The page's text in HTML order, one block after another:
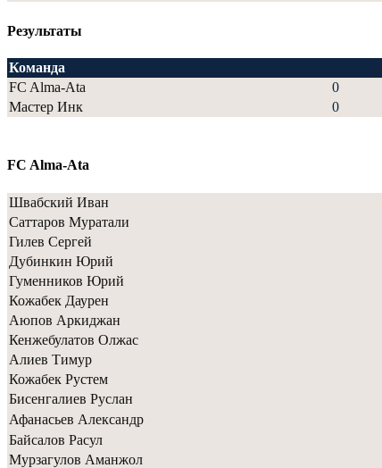
Результаты
Команда
FC Alma-Ata
0
Мастер Инк
0
FC Alma-Ata
Швабский Иван
Саттаров Муратали
Гилев Сергей
Дубинкин Юрий
Гуменников Юрий
Кожабек Даурен
Аюпов Аркиджан
Кенжебулатов Олжас
Алиев Тимур
Кожабек Рустем
Бисенгалиев Руслан
Афанасьев Александр
Байсалов Расул
Мурзагулов Аманжол